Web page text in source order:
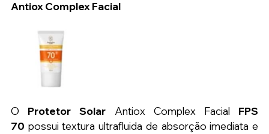
Antiox Complex Facial
O Protetor Solar Antiox Complex Facial FPS
70 possui textura ultrafluida de absorção imediata e